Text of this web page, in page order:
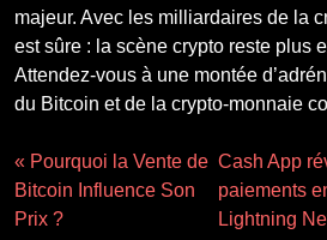
majeur. Avec les milliardaires de la
est sûre : la scène crypto reste plus
Attendez-vous à une montée
du Bitcoin et de la crypto-monnaie
« Pourquoi la Vente de
Bitcoin Influence Son
Prix ?
Cash App
paiements
Lightning